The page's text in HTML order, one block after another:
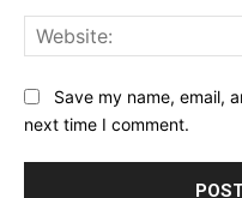
Save my name, email,
next time I comment.